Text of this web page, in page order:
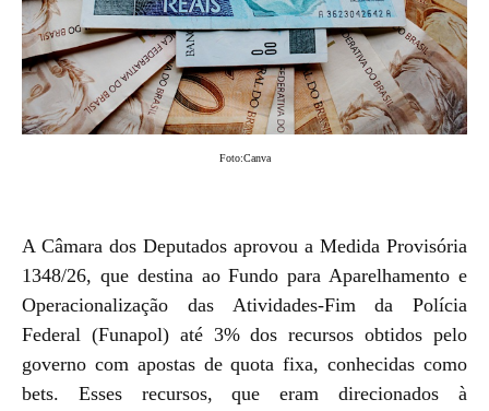
Foto:Canva
A Câmara dos Deputados aprovou a Medida Provisória
1348/26, que destina ao Fundo para Aparelhamento e
Operacionalização das Atividades-Fim da Polícia
Federal (Funapol) até 3% dos recursos obtidos pelo
governo com apostas de quota fixa, conhecidas como
bets. Esses recursos, que eram direcionados à